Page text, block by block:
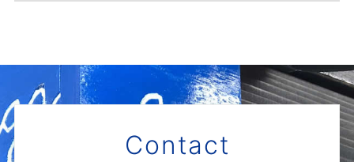
Contact